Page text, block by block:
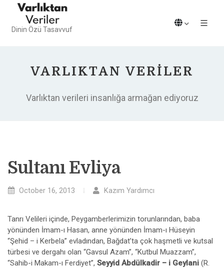
Dinin Özü Tasavvuf
VARLIKTAN VERILER
Varlıktan verileri insanlığa armağan ediyoruz
Sultanı Evliya
October 16, 2013 Kazım Yardımcı
Tanrı Velileri içinde, Peygamberlerimizin torunlarından, baba
yönünden İmam-ı Hasan, anne yönünden İmam-ı Hüseyin
“Şehid – i Kerbela” evladından, Bağdat’ta çok haşmetli ve kutsal
türbesi ve dergahı olan “Gavsul Azam”, “Kutbul Muazzam”,
“Sahib-i Makam-ı Ferdiyet”, Seyyid Abdülkadir – i Geylani (R.